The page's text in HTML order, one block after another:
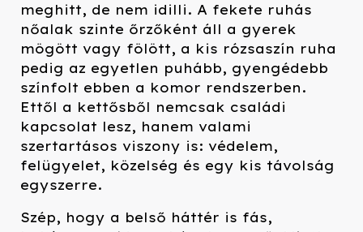
meghitt, de nem idilli. A fekete ruhás
nőalak szinte őrzőként áll a gyerek
mögött vagy fölött, a kis rózsaszín ruha
pedig az egyetlen puhább, gyengédebb
színfolt ebben a komor rendszerben.
Ettől a kettősből nemcsak családi
kapcsolat lesz, hanem valami
szertartásos viszony is: védelem,
felügyelet, közelség és egy kis távolság
egyszerre.
Szép, hogy a belső háttér is fás,